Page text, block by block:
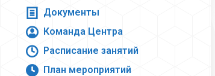
Документы
Команда Центра
Расписание занятий
План мероприятий